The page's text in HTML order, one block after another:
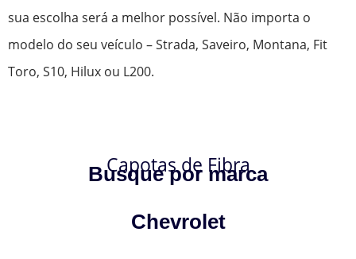
sua escolha será a melhor possível. Não importa o
modelo do seu veículo – Strada, Saveiro, Montana, Fit
Toro, S10, Hilux ou L200.
Capotas de Fibra
Busque por marca
Chevrolet